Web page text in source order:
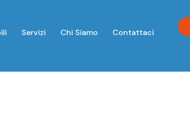
Servizi Chi Siamo Contattaci